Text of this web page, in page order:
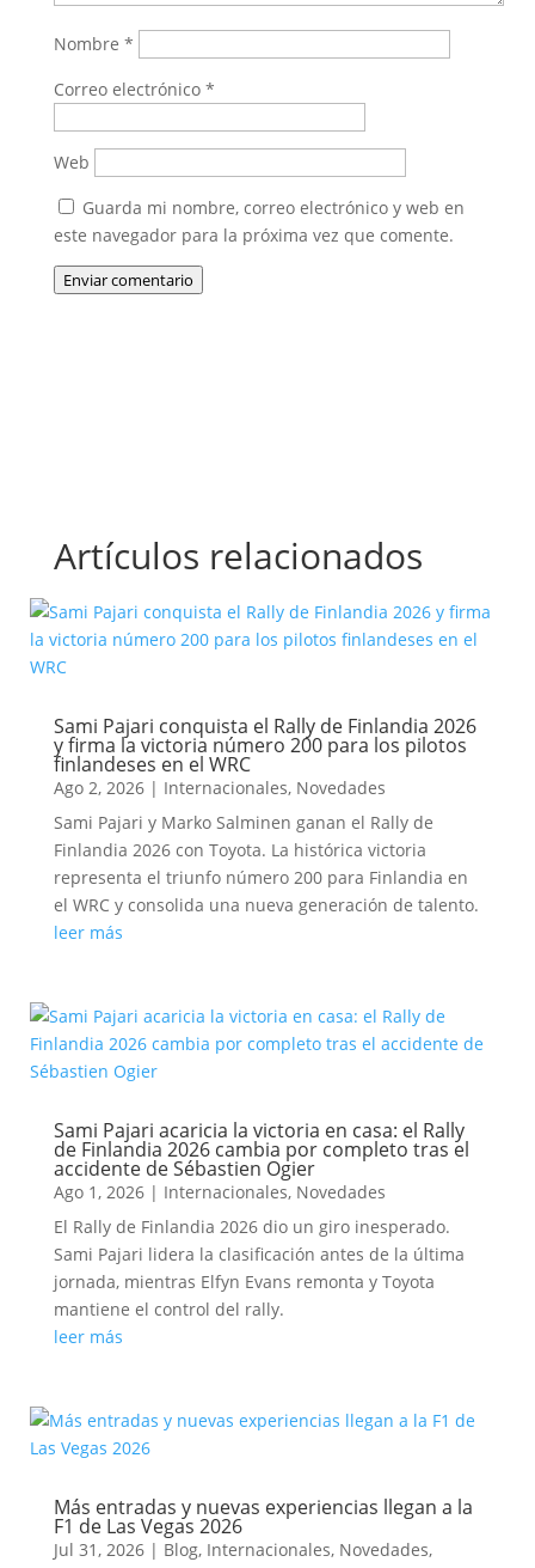
Nombre *
Correo electrónico *
Web
Guarda mi nombre, correo electrónico y web en
este navegador para la próxima vez que comente.
Enviar comentario
Artículos relacionados
Sami Pajari conquista el Rally de Finlandia 2026
y firma la victoria número 200 para los pilotos
finlandeses en el WRC
Ago 2, 2026| Internacionales, Novedades
Sami Pajari y Marko Salminen ganan el Rally de
Finlandia 2026 con Toyota. La histórica victoria
representa el triunfo número 200 para Finlandia en
el WRC y consolida una nueva generación de talento.
leer más
Sami Pajari acaricia la victoria en casa: el Rally
de Finlandia 2026 cambia por completo tras el
accidente de Sébastien Ogier
Ago 1, 2026| Internacionales, Novedades
El Rally de Finlandia 2026 dio un giro inesperado.
Sami Pajari lidera la clasificación antes de la última
jornada, mientras Elfyn Evans remonta y Toyota
mantiene el control del rally.
leer más
Más entradas y nuevas experiencias llegan a la
F1 de Las Vegas 2026
Jul 31, 2026| Blog, Internacionales, Novedades,